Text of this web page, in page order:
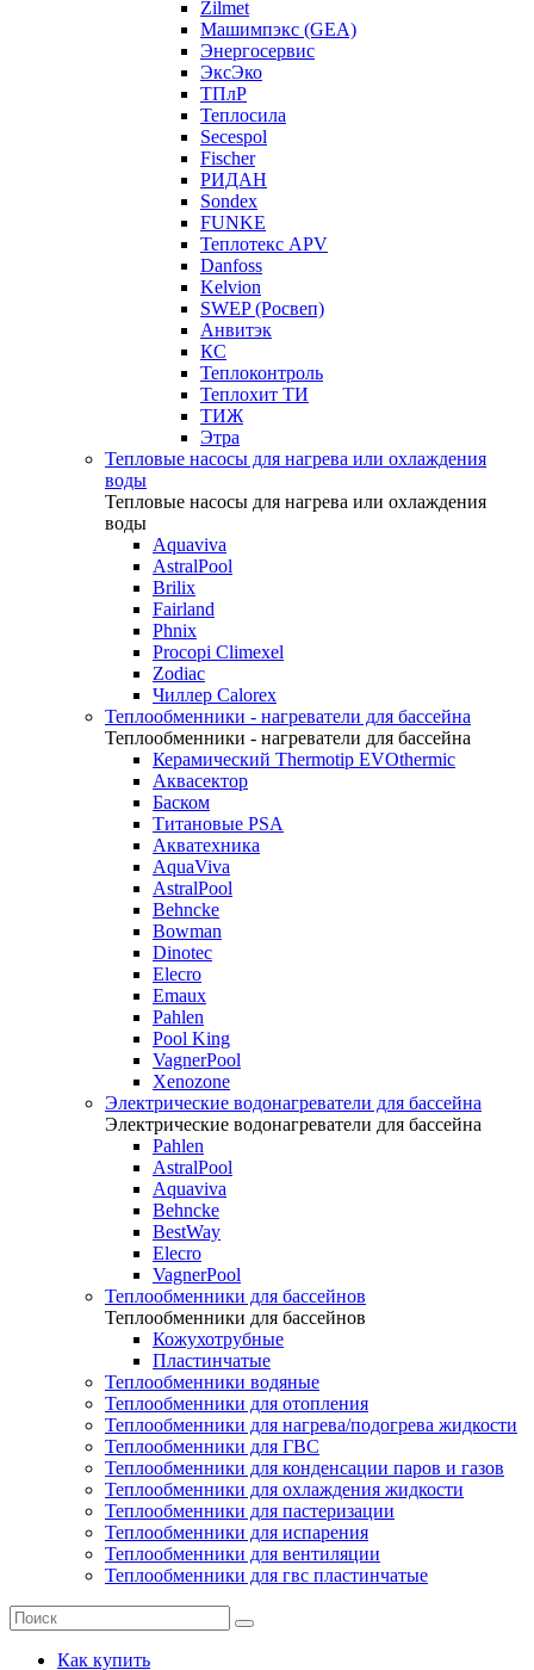
Zilmet
Машимпэкс (GEA)
Энергосервис
ЭксЭко
ТПлР
Теплосила
Secespol
Fischer
РИДАН
Sondex
FUNKE
Теплотекс APV
Danfoss
Kelvion
SWEP (Росвеп)
Анвитэк
КС
Теплоконтроль
Теплохит ТИ
ТИЖ
Этра
Тепловые насосы для нагрева или охлаждения
воды
Тепловые насосы для нагрева или охлаждения
воды
Aquaviva
AstralPool
Brilix
Fairland
Phnix
Procopi Climexel
Zodiac
Чиллер Calorex
Теплообменники - нагреватели для бассейна
Теплообменники - нагреватели для бассейна
Керамический Thermotip EVOthermic
Аквасектор
Баском
Титановые PSA
Акватехника
AquaViva
AstralPool
Behncke
Bowman
Dinotec
Elecro
Emaux
Pahlen
Pool King
VagnerPool
Xenozone
Электрические водонагреватели для бассейна
Электрические водонагреватели для бассейна
Pahlen
AstralPool
Aquaviva
Behncke
BestWay
Elecro
VagnerPool
Теплообменники для бассейнов
Теплообменники для бассейнов
Кожухотрубные
Пластинчатые
Теплообменники водяные
Теплообменники для отопления
Теплообменники для нагрева/подогрева жидкости
Теплообменники для ГВС
Теплообменники для конденсации паров и газов
Теплообменники для охлаждения жидкости
Теплообменники для пастеризации
Теплообменники для испарения
Теплообменники для вентиляции
Теплообменники для гвс пластинчатые
Как купить